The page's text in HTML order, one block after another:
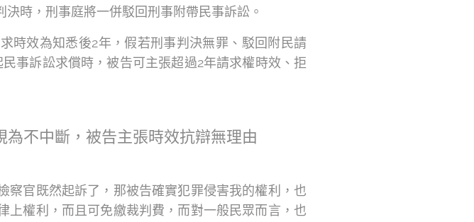
時，刑事庭將一併駁回刑事附帶民事訴訟。
時效為知悉後2年，假若刑事判決無罪、駁回附民請
事訴訟求償時，被告可主張超過2年請求權時效、拒
不中斷，被告主張時效抗辯無理由
察官既然起訴了，那被告確實犯罪侵害我的權利，也
上權利，而且可免繳裁判費，而對一般民眾而言，也